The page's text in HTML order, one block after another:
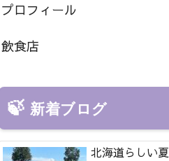
プロフィール
飲食店
新着ブログ
北海道らしい夏